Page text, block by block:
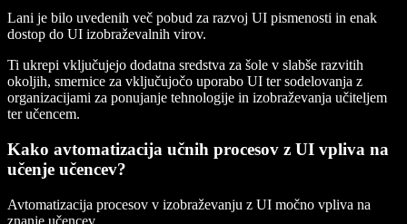
Lani je bilo uvedenih več pobud za razvoj UI pismenosti in enak
dostop do UI izobraževalnih virov.
Ti ukrepi vključujejo dodatna sredstva za šole v slabše razvitih
okoljih, smernice za vključujočo uporabo UI ter sodelovanja z
organizacijami za ponujanje tehnologije in izobraževanja učiteljem
ter učencem.
Kako avtomatizacija učnih procesov z UI vpliva na
učenje učencev?
Avtomatizacija procesov v izobraževanju z UI močno vpliva na
znanje učencev.